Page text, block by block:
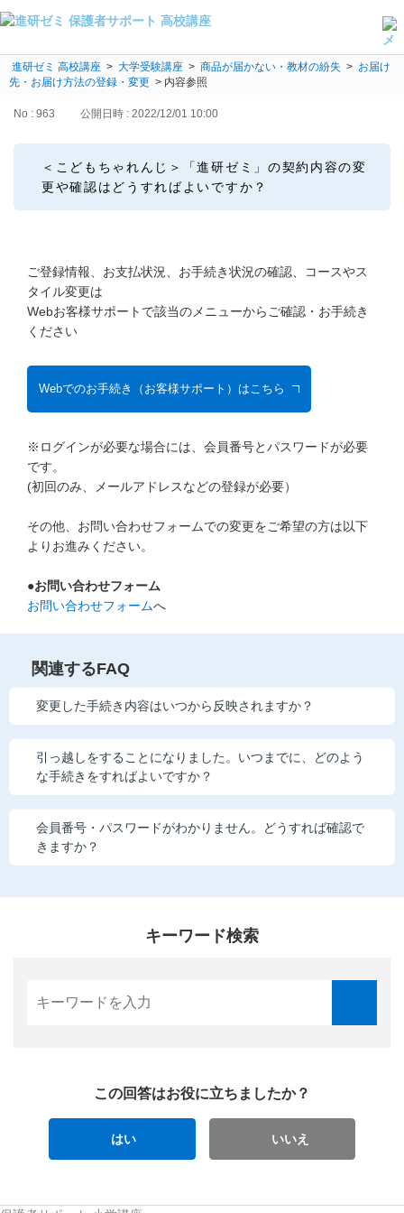
よくある質問・手続き
保護者サポート高校講座トップ
会員ページへログイン
お客様サポート(手続き・照会)
カテゴリーから探す
お問い合わせ窓口
他の講座のよくある質問・手続きはこちら
進研ゼミ 小学講座
進研ゼミ 中学講座 中高一貫
進研ゼミ高校講座のご紹介はこちら
進研ゼミ 高校講座 > 大学受験講座 > 商品が届かない・教材の紛失 > お届け
先・お届け方法の登録・変更 > 内容参照
No : 963 公開日時 : 2022/12/01 10:00
＜こどもちゃれんじ＞「進研ゼミ」の契約内容の変
更や確認はどうすればよいですか？
ご登録情報、お支払状況、お手続き状況の確認、コースやス
タイル変更は
Webお客様サポートで該当のメニューからご確認・お手続き
ください
Webでのお手続き（お客様サポート）はこちら
※ログインが必要な場合には、会員番号とパスワードが必要
です。
(初回のみ、メールアドレスなどの登録が必要）
その他、お問い合わせフォームでの変更をご希望の方は以下
よりお進みください。
●お問い合わせフォーム
お問い合わせフォームへ
関連するFAQ
変更した手続き内容はいつから反映されますか？
引っ越しをすることになりました。いつまでに、どのよう
な手続きをすればよいですか？
会員番号・パスワードがわかりません。どうすれば確認で
きますか？
キーワード検索
この回答はお役に立ちましたか？
はい いいえ